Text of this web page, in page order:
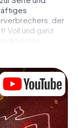
der
Voll und ganz
Navigation
mit der Tat in
An jedem
so Stück für
Anders als bei
bestimmen also
frischen Luft